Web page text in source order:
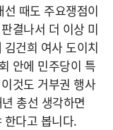
때도 주요쟁점이
결나서 더 이상 미
건희 여사 도이치
안에 민주당이 특
것도 거부권 행사
총선 생각하면
다고 봅니다.